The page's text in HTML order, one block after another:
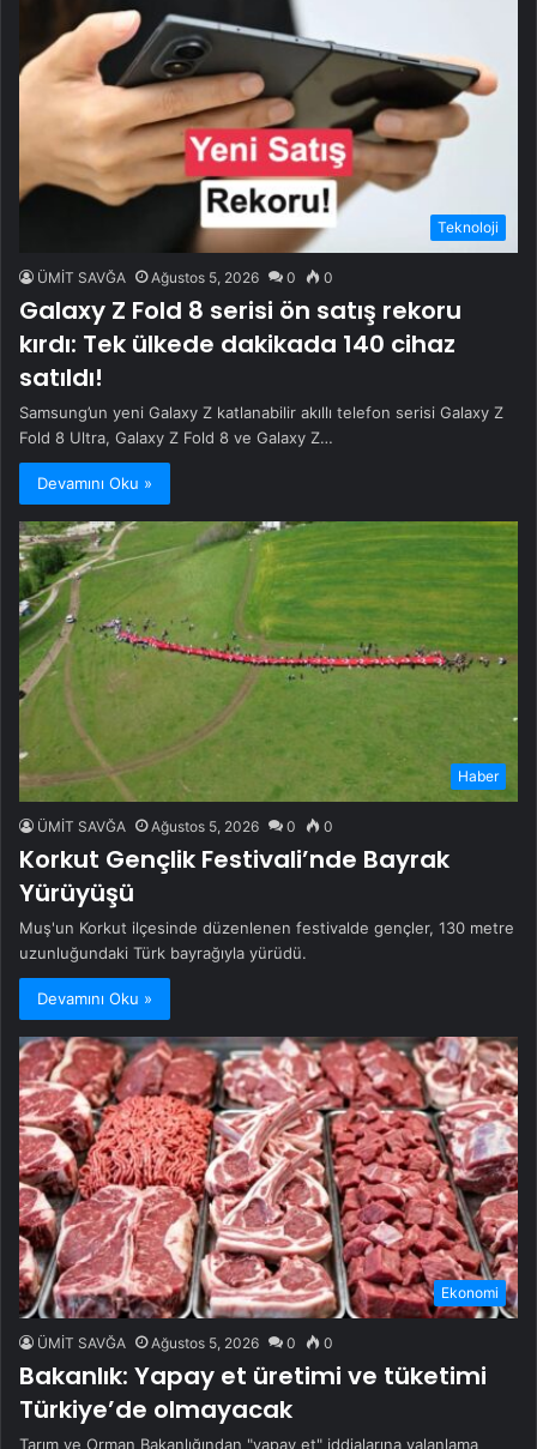
Teknoloji
ÜMİT SAVĞA Ağustos 5, 2026 0 0
Galaxy Z Fold 8 serisi ön satış rekoru
kırdı: Tek ülkede dakikada 140 cihaz
satıldı!
Samsung’un yeni Galaxy Z katlanabilir akıllı telefon serisi Galaxy Z
Fold 8 Ultra, Galaxy Z Fold 8 ve Galaxy Z…
Devamını Oku »
Haber
ÜMİT SAVĞA Ağustos 5, 2026 0 0
Korkut Gençlik Festivali’nde Bayrak
Yürüyüşü
Muş'un Korkut ilçesinde düzenlenen festivalde gençler, 130 metre
uzunluğundaki Türk bayrağıyla yürüdü.
Devamını Oku »
Ekonomi
ÜMİT SAVĞA Ağustos 5, 2026 0 0
Bakanlık: Yapay et üretimi ve tüketimi
Türkiye’de olmayacak
Tarım ve Orman Bakanlığından "yapay et" iddialarına yalanlama